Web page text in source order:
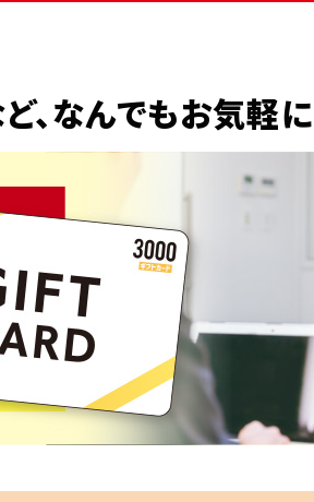
、なんでもお気軽